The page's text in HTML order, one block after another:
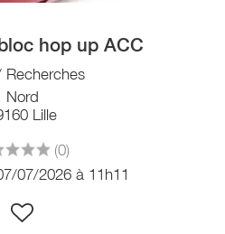
hop up ACC
Recherches
Nord
Lille
(0)
07/2026 à 11h11